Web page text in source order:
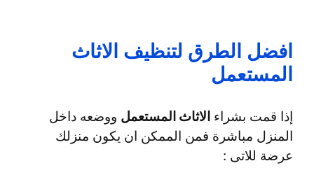
افضل الطرق لتنظيف الاثاث
المستعمل
إذا قمت بشراء الاثاث المستعمل ووضعه داخل
المنزل مباشرة فمن الممكن ان يكون منزلك
عرضة للاتى :